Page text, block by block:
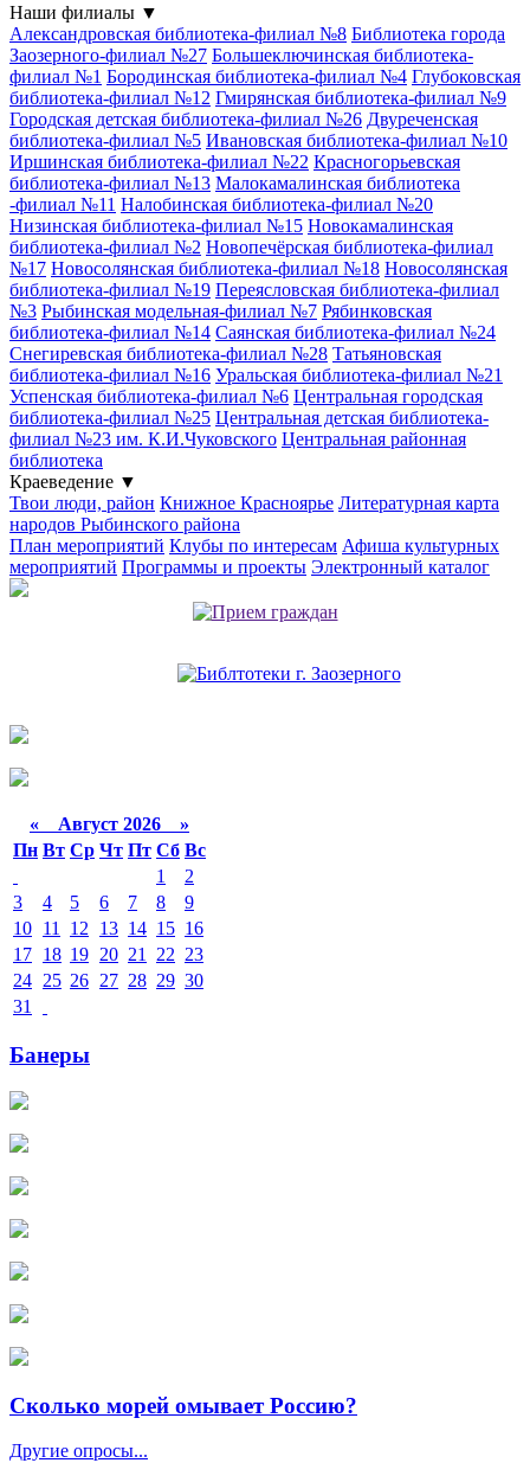
Наши филиалы ▼
Александровская библиотека-филиал №8 Библиотека города
Заозерного-филиал №27 Большеключинская библиотека-
филиал №1 Бородинская библиотека-филиал №4 Глубоковская
библиотека-филиал №12 Гмирянская библиотека-филиал №9
Городская детская библиотека-филиал №26 Двуреченская
библиотека-филиал №5 Ивановская библиотека-филиал №10
Иршинская библиотека-филиал №22 Красногорьевская
библиотека-филиал №13 Малокамалинская библиотека
-филиал №11 Налобинская библиотека-филиал №20
Низинская библиотека-филиал №15 Новокамалинская
библиотека-филиал №2 Новопечёрская библиотека-филиал
№17 Новосолянская библиотека-филиал №18 Новосолянская
библиотека-филиал №19 Переясловская библиотека-филиал
№3 Рыбинская модельная-филиал №7 Рябинковская
библиотека-филиал №14 Саянская библиотека-филиал №24
Снегиревская библиотека-филиал №28 Татьяновская
библиотека-филиал №16 Уральская библиотека-филиал №21
Успенская библиотека-филиал №6 Центральная городская
библиотека-филиал №25 Центральная детская библиотека-
филиал №23 им. К.И.Чуковского Центральная районная
библиотека
Краеведение ▼
Твои люди, район Книжное Красноярье Литературная карта
народов Рыбинского района
План мероприятий Клубы по интересам Афиша культурных
мероприятий Программы и проекты Электронный каталог
« Август 2026 »
Пн Вт Ср Чт Пт Сб Вс
1
2
3
4 5 6 7 8
9
10 11 12 13 14 15 16
17 18 19 20 21 22 23
24 25 26 27 28 29 30
31
Банеры
Сколько морей омывает Россию?
Другие опросы...